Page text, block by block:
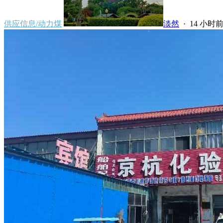
供应信息/动力煤 淡然 · 14 小时前